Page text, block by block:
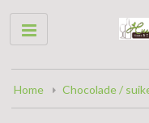
Home Chocolade /